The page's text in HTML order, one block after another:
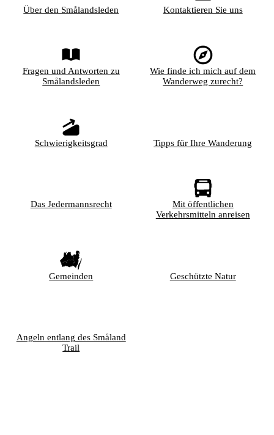
Über den Smålandsleden Kontaktieren Sie uns
Fragen und Antworten zu
Smålandsleden
Wie finde ich mich auf dem
Wanderweg zurecht?
Schwierigkeitsgrad Tipps für Ihre Wanderung
Das Jedermannsrecht
Mit öffentlichen
Verkehrsmitteln anreisen
Gemeinden Geschützte Natur
Angeln entlang des Småland
Trail